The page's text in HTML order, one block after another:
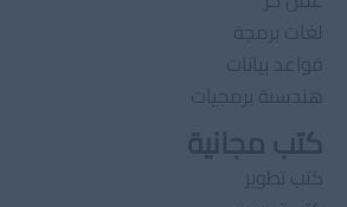
لغات برمجة
قواعد بيانات
هندسىة برمجيات
كتب مجانية
كتب تطوير